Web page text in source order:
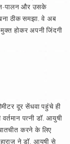
पालन और उसके
ठीक समझा. वे अब
होकर अपनी जिंदगी
दूर सेंधवा पहुंचे ही
पत्नी डॉ. आयुषी
करने के लिए
ने डॉ. आयुषी से